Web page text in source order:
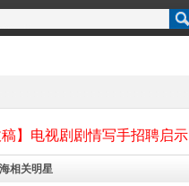
稿】电视剧剧情写手招聘启示
相关明星